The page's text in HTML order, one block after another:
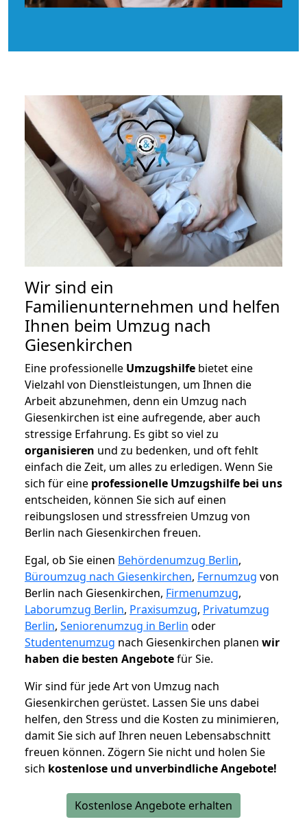
Wir sind ein
Familienunternehmen und helfen
Ihnen beim Umzug nach
Giesenkirchen
Eine professionelle Umzugshilfe bietet eine
Vielzahl von Dienstleistungen, um Ihnen die
Arbeit abzunehmen, denn ein Umzug nach
Giesenkirchen ist eine aufregende, aber auch
stressige Erfahrung. Es gibt so viel zu
organisieren und zu bedenken, und oft fehlt
einfach die Zeit, um alles zu erledigen. Wenn Sie
sich für eine professionelle Umzugshilfe bei uns
entscheiden, können Sie sich auf einen
reibungslosen und stressfreien Umzug von
Berlin nach Giesenkirchen freuen.
Egal, ob Sie einen Behördenumzug Berlin,
Büroumzug nach Giesenkirchen, Fernumzug von
Berlin nach Giesenkirchen, Firmenumzug,
Laborumzug Berlin, Praxisumzug, Privatumzug
Berlin, Seniorenumzug in Berlin oder
Studentenumzug nach Giesenkirchen planen wir
haben die besten Angebotefür Sie.
Wir sind für jede Art von Umzug nach
Giesenkirchen gerüstet. Lassen Sie uns dabei
helfen, den Stress und die Kosten zu minimieren,
damit Sie sich auf Ihren neuen Lebensabschnitt
freuen können. Zögern Sie nicht und holen Sie
sich kostenlose und unverbindliche Angebote!
Kostenlose Angebote erhalten